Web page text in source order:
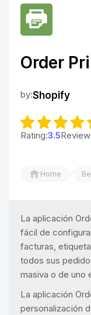
Order
by:Shopify
Rating:3.5
Home /
La aplicación
fácil de
facturas,
todos sus
masiva o de uno
La aplicación
personalización